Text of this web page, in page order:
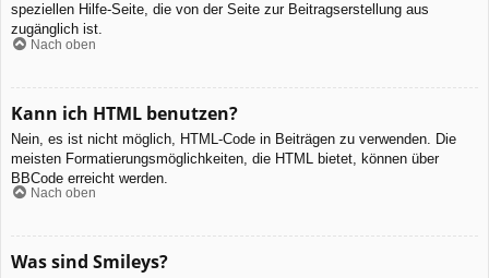
speziellen Hilfe-Seite, die von der Seite zur Beitragserstellung aus
zugänglich ist.
Nach oben
Kann ich HTML benutzen?
Nein, es ist nicht möglich, HTML-Code in Beiträgen zu verwenden. Die
meisten Formatierungsmöglichkeiten, die HTML bietet, können über
BBCode erreicht werden.
Nach oben
Was sind Smileys?